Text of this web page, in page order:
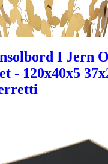
I Jern
- 120x40x5